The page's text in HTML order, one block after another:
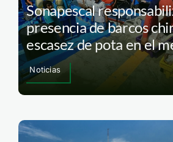
Sonapescal
presencia de barcos
escasez de pota en el
Noticias